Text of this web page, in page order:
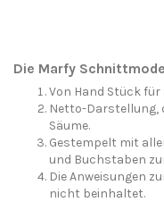
Die Marfy
Von Hand Stück
Netto-Darstellung,
Säume.
Gestempelt mit
und Buchstaben
Die Anweisungen
nicht beinhaltet.